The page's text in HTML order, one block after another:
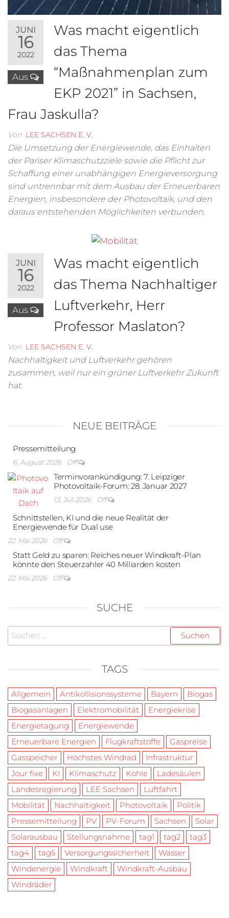
JUNI
16
2022
Aus
Was macht eigentlich
das Thema
“Maßnahmenplan zum
EKP 2021” in Sachsen,
Frau Jaskulla?
Von LEE SACHSEN E. V.
Die Umsetzung der Energiewende, das Einhalten
der Pariser Klimaschutzziele sowie die Pflicht zur
Schaffung einer unabhängigen Energieversorgung
sind untrennbar mit dem Ausbau der Erneuerbaren
Energien, insbesondere der Photovoltaik, und den
daraus entstehenden Möglichkeiten verbunden.
JUNI
16
2022
Aus
Was macht eigentlich
das Thema Nachhaltiger
Luftverkehr, Herr
Professor Maslaton?
Von LEE SACHSEN E. V.
Nachhaltigkeit und Luftverkehr gehören
zusammen, weil nur ein grüner Luftverkehr Zukunft
hat.
NEUE BEITRÄGE
Pressemitteilung
6. August 2026 Off
Terminvorankündigung: 7. Leipziger
Photovoltaik-Forum: 28. Januar 2027
13. Juli 2026 Off
Schnittstellen, KI und die neue Realität der
Energiewende für Dual use
22. Mai 2026 Off
Statt Geld zu sparen: Reiches neuer Windkraft-Plan
könnte den Steuerzahler 40 Milliarden kosten
22. Mai 2026 Off
SUCHE
Suchen
nach:
TAGS
Allgemein Antikollisionssysteme Bayern
Biogas
Biogasanlagen
Elektromobilität
Energiekrise
Energietagung
Energiewende
Erneuerbare Energien
Flugkraftstoffe
Gaspreise
Gasspeicher
Höchstes Windrad
Infrastruktur
Jour fixe
KI Klimaschutz Kohle
Ladesäulen
Landesregierung
LEE Sachsen
Luftfahrt
Mobilität
Nachhaltigkeit Photovoltaik
Politik
Pressemitteilung
PV PV-Forum Sachsen
Solar
Solarausbau
Stellungsnahme tag1 tag2
tag3
tag4
tag5 Versorgungssicherheit
Wasser
Windenergie
Windkraft
Windkraft-Ausbau
Windräder